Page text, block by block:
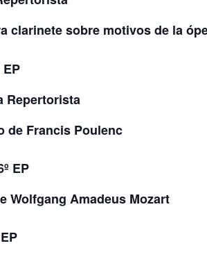
clarinete sobre motivos de la
Repertorista
de Francis Poulenc
EP
Wolfgang Amadeus Mozart